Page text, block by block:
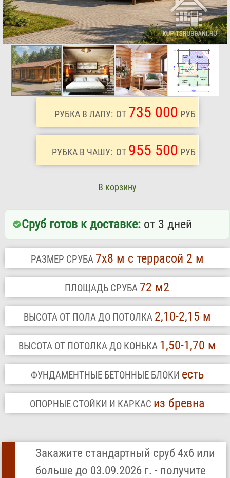
РУБКА В ЛАПУ: ОТ 735 000 РУБ
РУБКА В ЧАШУ: ОТ 955 500 РУБ
В корзину
Сруб готов к доставке:от 3 дней
РАЗМЕР СРУБА 7х8 м с террасой 2 м
ПЛОЩАДЬ СРУБА 72 м2
ВЫСОТА ОТ ПОЛА ДО ПОТОЛКА 2,10-2,15 м
ВЫСОТА ОТ ПОТОЛКА ДО КОНЬКА 1,50-1,70 м
ФУНДАМЕНТНЫЕ БЕТОННЫЕ БЛОКИ есть
ОПОРНЫЕ СТОЙКИ И КАРКАС из бревна
Закажите стандартный сруб 4х6 или
больше до 03.09.2026 г. - получите